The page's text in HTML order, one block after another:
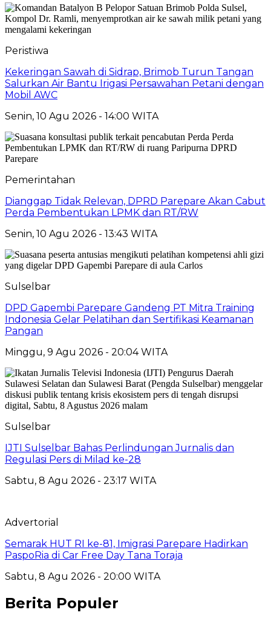
Peristiwa
Kekeringan Sawah di Sidrap, Brimob Turun Tangan
Salurkan Air Bantu Irigasi Persawahan Petani dengan
Mobil AWC
Senin, 10 Agu 2026 - 14:00 WITA
Pemerintahan
Dianggap Tidak Relevan, DPRD Parepare Akan Cabut
Perda Pembentukan LPMK dan RT/RW
Senin, 10 Agu 2026 - 13:43 WITA
Sulselbar
DPD Gapembi Parepare Gandeng PT Mitra Training
Indonesia Gelar Pelatihan dan Sertifikasi Keamanan
Pangan
Minggu, 9 Agu 2026 - 20:04 WITA
Sulselbar
IJTI Sulselbar Bahas Perlindungan Jurnalis dan
Regulasi Pers di Milad ke-28
Sabtu, 8 Agu 2026 - 23:17 WITA
Advertorial
Semarak HUT RI ke-81, Imigrasi Parepare Hadirkan
PaspoRia di Car Free Day Tana Toraja
Sabtu, 8 Agu 2026 - 20:00 WITA
Berita Populer